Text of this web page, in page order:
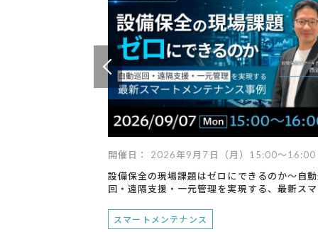
設備点検・監視現場支援異常検知デジタル化
技術からさがす
デジタルツインロボット最適化 IoTAIRPAスマートグラスデー
開催日： 2026年9月7日（月）15:00～16:00
設備保全の現場課題はゼロにできるのか～自
回・遠隔支援・一元管理を実現する、最新ス
スマートメンテナンス